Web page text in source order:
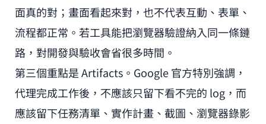
面真的對；畫面看起來對，也不代表互動、表單、
流程都正常。若工具能把瀏覽器驗證納入同一條鏈
路，對開發與驗收會省很多時間。
第三個重點是 Artifacts。Google 官方特別強調，
代理完成工作後，不應該只留下看不完的 log，而
應該留下任務清單、實作計畫、截圖、瀏覽器錄影